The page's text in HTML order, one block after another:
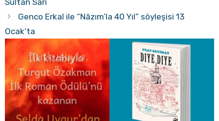
Genco Erkal ile “Nâzım’la 40 Yıl” söyleşisi 13
Ocak’ta